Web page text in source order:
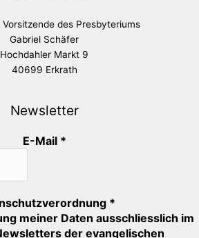
Vorsitzende des Presbyteriums
Gabriel Schäfer
Hochdahler Markt 9
40699 Erkrath
Newsletter
E-Mail *
*
meiner Daten ausschliesslich im
der evangelischen